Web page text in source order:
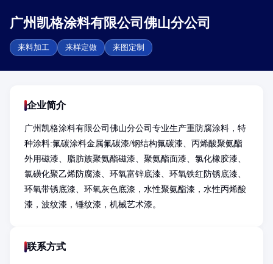
广州凯格涂料有限公司佛山分公司
来料加工 来样定做 来图定制
企业简介
广州凯格涂料有限公司佛山分公司专业生产重防腐涂料，特
种涂料:氟碳涂料金属氟碳漆/钢结构氟碳漆、丙烯酸聚氨酯
外用磁漆、脂肪族聚氨酯磁漆、聚氨酯面漆、氯化橡胶漆、
氯磺化聚乙烯防腐漆、环氧富锌底漆、环氧铁红防锈底漆、
环氧带锈底漆、环氧灰色底漆，水性聚氨酯漆，水性丙烯酸
漆，波纹漆，锤纹漆，机械艺术漆。
联系方式